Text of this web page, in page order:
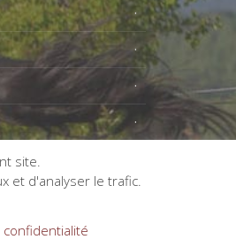
site.
et d'analyser le trafic.